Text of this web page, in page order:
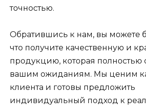
точностью.
Обратившись к нам, вы можете
что получите качественную и
продукцию, которая полностью
вашим ожиданиям. Мы ценим
клиента и готовы предложить
индивидуальный подход к